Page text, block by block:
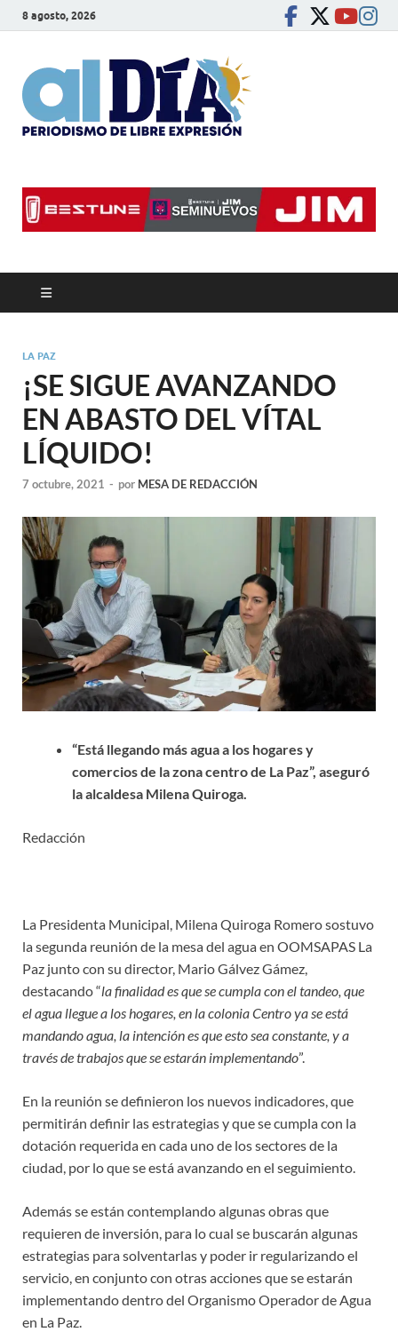
8 agosto, 2026
LA PAZ
¡SE SIGUE AVANZANDO
EN ABASTO DEL VÍTAL
LÍQUIDO!
7 octubre, 2021 - por MESA DE REDACCIÓN
“Está llegando más agua a los hogares y
comercios de la zona centro de La Paz”, aseguró
la alcaldesa Milena Quiroga.
Redacción
La Presidenta Municipal, Milena Quiroga Romero sostuvo
la segunda reunión de la mesa del agua en OOMSAPAS La
Paz junto con su director, Mario Gálvez Gámez,
destacando “la finalidad es que se cumpla con el tandeo, que
el agua llegue a los hogares, en la colonia Centro ya se está
mandando agua, la intención es que esto sea constante, y a
través de trabajos que se estarán implementando”.
En la reunión se definieron los nuevos indicadores, que
permitirán definir las estrategias y que se cumpla con la
dotación requerida en cada uno de los sectores de la
ciudad, por lo que se está avanzando en el seguimiento.
Además se están contemplando algunas obras que
requieren de inversión, para lo cual se buscarán algunas
estrategias para solventarlas y poder ir regularizando el
servicio, en conjunto con otras acciones que se estarán
implementando dentro del Organismo Operador de Agua
en La Paz.